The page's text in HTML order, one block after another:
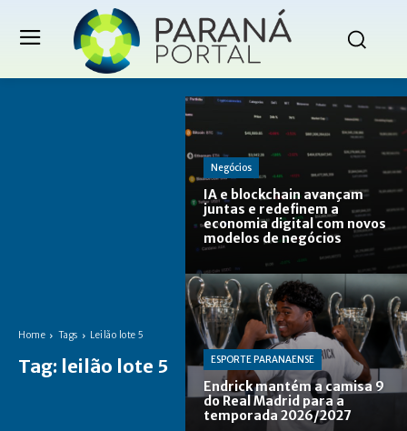
Home Tags Leilão lote 5
Tag: leilão lote 5
Negócios
IA e blockchain avançam
juntas e redefinem a
economia digital com novos
modelos de negócios
ESPORTE PARANAENSE
Endrick mantém a camisa 9
do Real Madrid para a
temporada 2026/2027